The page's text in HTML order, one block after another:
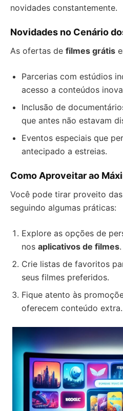
novidades constantemente.
Novidades no Cenário
As ofertas de filmes grátis
Parcerias com estúdios
acesso a conteúdos
Inclusão de
que antes não estavam
Eventos especiais que
antecipado a estreias.
Como Aproveitar ao
Você pode tirar proveito das
seguindo algumas práticas:
Explore as opções de
nos aplicativos de filmes.
Crie listas de favoritos
seus filmes preferidos.
Fique atento às
oferecem conteúdo extra.